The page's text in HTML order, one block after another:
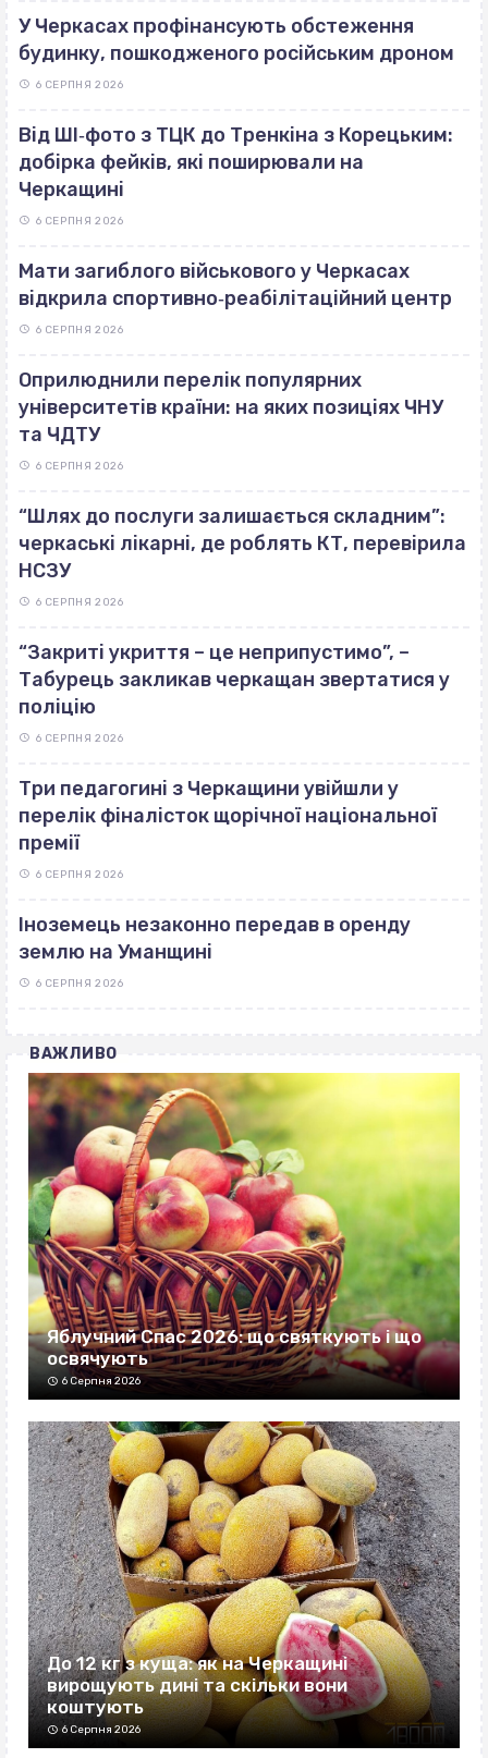
У Черкасах профінансують обстеження
будинку, пошкодженого російським дроном
6 СЕРПНЯ 2026
Від ШІ‐фото з ТЦК до Тренкіна з Корецьким:
добірка фейків, які поширювали на
Черкащині
6 СЕРПНЯ 2026
Мати загиблого військового у Черкасах
відкрила спортивно‐реабілітаційний центр
6 СЕРПНЯ 2026
Оприлюднили перелік популярних
університетів країни: на яких позиціях ЧНУ
та ЧДТУ
6 СЕРПНЯ 2026
“Шлях до послуги залишається складним”:
черкаські лікарні, де роблять КТ, перевірила
НСЗУ
6 СЕРПНЯ 2026
“Закриті укриття – це неприпустимо”, –
Табурець закликав черкащан звертатися у
поліцію
6 СЕРПНЯ 2026
Три педагогині з Черкащини увійшли у
перелік фіналісток щорічної національної
премії
6 СЕРПНЯ 2026
Іноземець незаконно передав в оренду
землю на Уманщині
6 СЕРПНЯ 2026
ВАЖЛИВО
Яблучний Спас 2026: що святкують і що
освячують
6 Серпня 2026
До 12 кг з куща: як на Черкащині
вирощують дині та скільки вони
коштують
6 Серпня 2026